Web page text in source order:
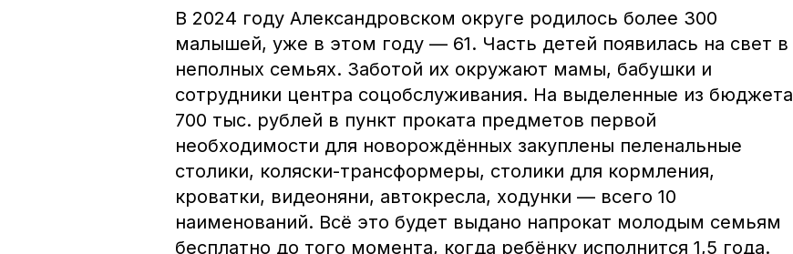
В 2024 году Александровском округе родилось более 300
малышей, уже в этом году — 61. Часть детей появилась на свет в
неполных семьях. Заботой их окружают мамы, бабушки и
сотрудники центра соцобслуживания. На выделенные из бюджета
700 тыс. рублей в пункт проката предметов первой
необходимости для новорождённых закуплены пеленальные
столики, коляски-трансформеры, столики для кормления,
кроватки, видеоняни, автокресла, ходунки — всего 10
наименований. Всё это будет выдано напрокат молодым семьям
бесплатно до того момента, когда ребёнку исполнится 1,5 года.